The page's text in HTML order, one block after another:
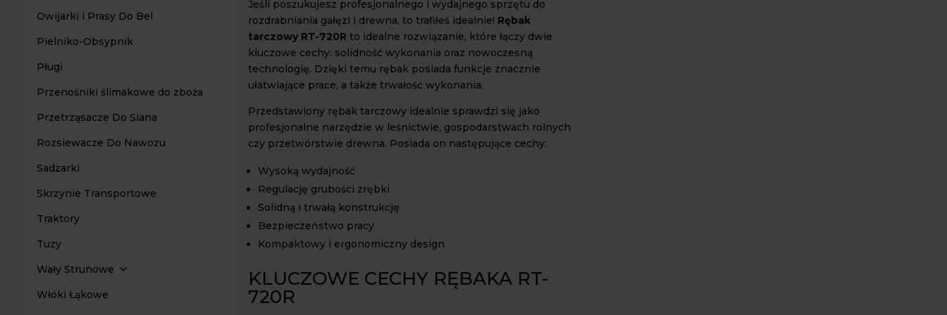
Owijarki i Prasy Do Bel
Pielniko-Obsypnik
Pługi
Przenośniki ślimakowe do zboża
Przetrząsacze Do Siana
Rozsiewacze Do Nawozu
Sadzarki
Skrzynie Transportowe
Traktory
Tuzy
Wały Strunowe
Włóki Łąkowe
Jeśli poszukujesz profesjonalnego i wydajnego sprzętu do
rozdrabniania gałęzi i drewna, to trafiłeś idealnie! Rębak
tarczowy RT-720R to idealne rozwiązanie, które łączy dwie
kluczowe cechy: solidność wykonania oraz nowoczesną
technologię. Dzięki temu rębak posiada funkcje znacznie
ułatwiające prace, a także trwałość wykonania.
Przedstawiony rębak tarczowy idealnie sprawdzi się jako
profesjonalne narzędzie w leśnictwie, gospodarstwach rolnych
czy przetwórstwie drewna. Posiada on następujące cechy:
Wysoką wydajność
Regulację grubości zrębki
Solidną i trwałą konstrukcję
Bezpieczeństwo pracy
Kompaktowy i ergonomiczny design
KLUCZOWE CECHY RĘBAKA RT-
720R